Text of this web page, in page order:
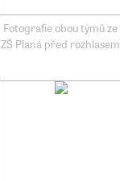
Fotografie obou týmů ze
ZŠ Planá před rozhlasem